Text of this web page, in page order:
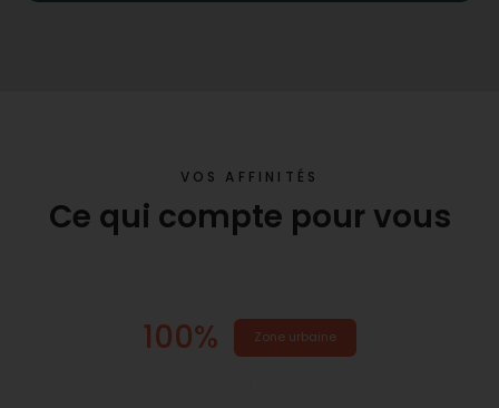
VOS AFFINITÉS
Ce qui compte pour vous
100% Zone urbaine